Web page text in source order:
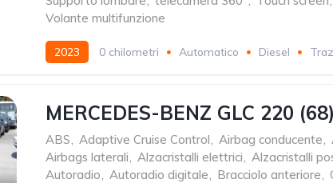
Volante multifunzione
2023 0 chilometri Automatico Diesel
MERCEDES-BENZ GLC 220 (68)
ABS, Adaptive Cruise Control, Airbag conducente,
Airbags laterali, Alzacristalli elettrici, Alzacristalli
Autoradio, Autoradio digitale, Bracciolo anteriore,